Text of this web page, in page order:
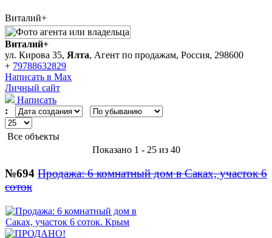
Виталий+
Виталий+
ул. Кирова 35, Ялта, Агент по продажам, Россия, 298600
+ 79788632829
Написать в Max
Личный сайт
Написать
:
Все объекты
Показано 1 - 25 из 40
№694 Продажа: 6 комнатный дом в Саках, участок 6
соток